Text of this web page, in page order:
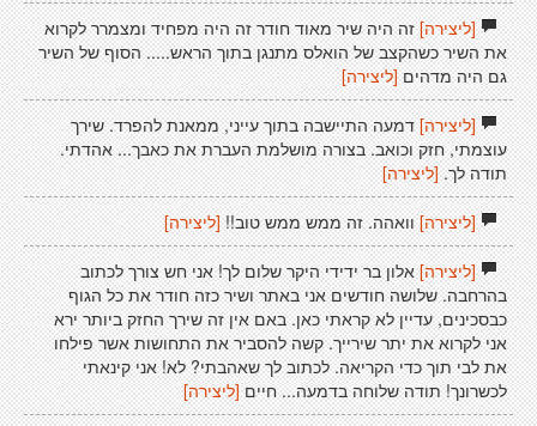
[ליצירה]זה היה שיר מאוד חודר זה היה מפחיד ומצמרר לקרוא
את השיר כשהקצב של הואלס מתנגן בתוך הראש..... הסוף של השיר
גם היה מדהים[ליצירה]
[ליצירה]דמעה התיישבה בתוך עייני, ממאנת להפרד. שירך
עוצמתי, חזק וכואב. בצורה מושלמת העברת את כאבך... אהדתי.
תודה לך.[ליצירה]
[ליצירה]וואהה. זה ממש ממש טוב!![ליצירה]
[ליצירה]אלון בר ידידי היקר שלום לך! אני חש צורך לכתוב
בהרחבה. שלושה חודשים אני באתר ושיר כזה חודר את כל הגוף
כבסכינים, עדיין לא קראתי כאן. באם אין זה שירך החזק ביותר ירא
אני לקרוא את יתר שירייך. קשה להסביר את התחושות אשר פילחו
את לבי תוך כדי הקריאה. לכתוב לך שאהבתי? לא! אני קינאתי
לכשרונך! תודה שלוחה בדמעה... חיים[ליצירה]